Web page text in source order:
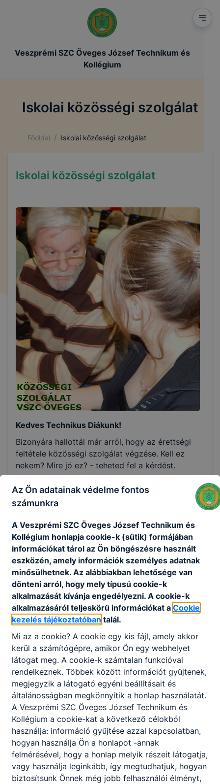
Veszprémi SZC Öveges József Technikum és
Kollégium
Iskolai közösségi szolgálat
Főoldal / Iskolai közösségi szolgálat
Iskolai közösségi szolgálat
Kedves Technikus Diákunk!
Bizonyára hallottál már arról, hogy az érettségi
feltétele közösségi szolgálat végzése. Kell ez
nekem? Mire jó ez? - teheted fel a kérdést.
településed és számos új dologgal fogsz
megismerkedni. Ezek egy része az iskolában vár.
minden van még, amit érdemes meglátni,
megtapasztalni.
A közösségi szolgálat azt a célt szolgálja, hogy
minél több dologgal találkozzál, ezáltal bővítsd
ismereteid. Lehetőleg próbáld ki magad több
területen és így szélesítsd látóköröd. Szerezz új
kapcsolatokat, barátokat. Mindez a későbbiek
során hasznos lehet a továbbtanulás, vagy a
munkába állás során is.
Remélem, hogy az első, bevezető foglalkozáson
megfelelő választ kapsz minden kérdésedre.
Kérem, hogy ne halogasd az utolsó hónapokra a
kötelező 50 óra teljesítését, hanem kezd el a 9.
évben és fejezd be a 11. évfolyam alatt. Ha így
teszed, akkor az utolsó években az érettségire, a
szakmai vizsgára tudsz összpontosítani.
Sok hasznos tapasztalatot kívánok!
a nevelőtestület nevében
Tóth Lajos Péter
igazgató
Az Ön adatainak védelme fontos
számunkra
A Veszprémi SZC Öveges József Technikum és
Kollégium honlapja cookie-k (sütik) formájában
információkat tárol az Ön böngészésre használt
eszközén, amely információk személyes adatnak
minősülhetnek. Az alábbiakban lehetősége van
dönteni arról, hogy mely típusú cookie-k
alkalmazását kívánja engedélyezni. A cookie-k
alkalmazásáról teljeskörű információkat a Cookie
kezelés tájékoztatóban talál.
Mi az a cookie? A cookie egy kis fájl, amely akkor
kerül a számítógépre, amikor Ön egy webhelyet
látogat meg. A cookie-k számtalan funkcióval
rendelkeznek. Többek között információt gyűjtenek,
megjegyzik a látogató egyéni beállításait és
általánosságban megkönnyítik a honlap használatát.
A Veszprémi SZC Öveges József Technikum és
Kollégium a cookie-kat a következő célokból
használja: információ gyűjtése azzal kapcsolatban,
hogyan használja Ön a honlapot -annak
felmérésével, hogy a honlap melyik részeit látogatja,
vagy használja leginkább, így megtudhatjuk, hogyan
biztosítsunk Önnek még jobb felhasználói élményt,